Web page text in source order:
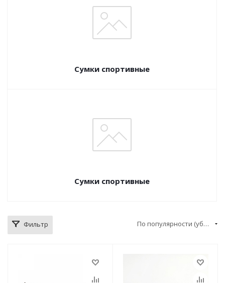
Сумки спортивные
Сумки спортивные
Фильтр По популярности (убывание)